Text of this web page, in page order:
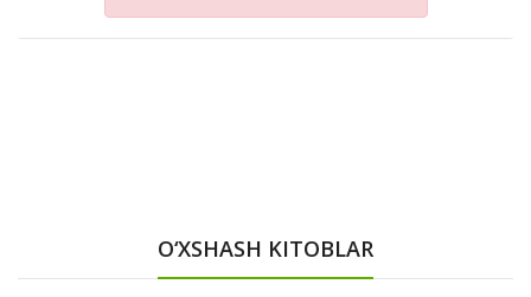
O‘XSHASH KITOBLAR